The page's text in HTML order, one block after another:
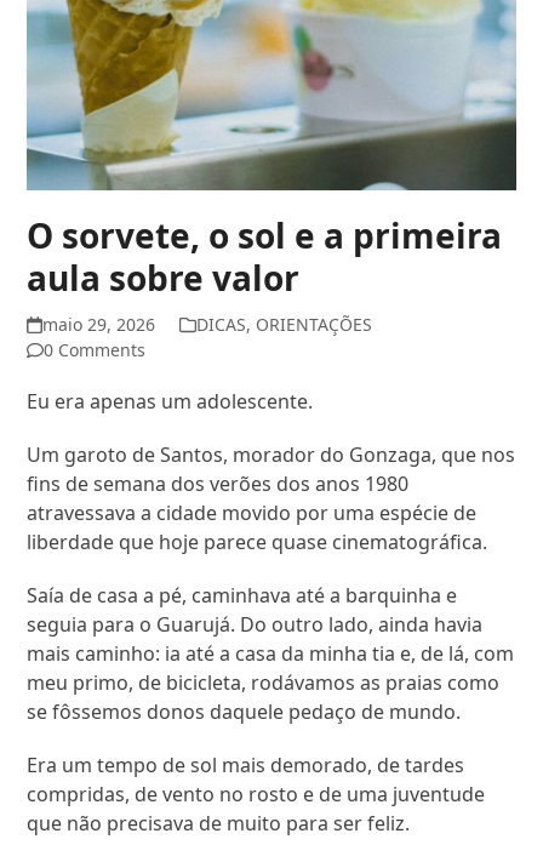
O sorvete, o sol e a primeira
aula sobre valor
maio 29, 2026 DICAS, ORIENTAÇÕES
0 Comments
Eu era apenas um adolescente.
Um garoto de Santos, morador do Gonzaga, que nos
fins de semana dos verões dos anos 1980
atravessava a cidade movido por uma espécie de
liberdade que hoje parece quase cinematográfica.
Saía de casa a pé, caminhava até a barquinha e
seguia para o Guarujá. Do outro lado, ainda havia
mais caminho: ia até a casa da minha tia e, de lá, com
meu primo, de bicicleta, rodávamos as praias como
se fôssemos donos daquele pedaço de mundo.
Era um tempo de sol mais demorado, de tardes
compridas, de vento no rosto e de uma juventude
que não precisava de muito para ser feliz.